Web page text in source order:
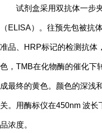
试剂盒采用双抗体一步
（ ELISA）。往预先包被抗
准品、HRP标记的检测抗体
色，TMB在化物酶的催化下
成最终的黄色。颜色的深浅
关。用酶标仪在450nm 波长
品浓度。